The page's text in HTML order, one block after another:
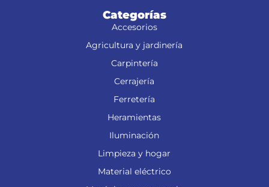
Categorías
Accesorios
Agricultura y jardinería
Carpintería
Cerrajería
Ferretería
Heramientas
Iluminación
Limpieza y hogar
Material eléctrico